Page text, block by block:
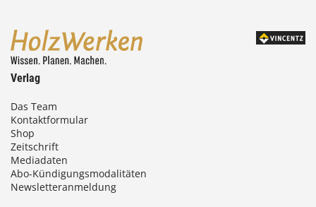
Verlag
Das Team
Kontaktformular
Shop
Zeitschrift
Mediadaten
Abo-Kündigungsmodalitäten
Newsletteranmeldung